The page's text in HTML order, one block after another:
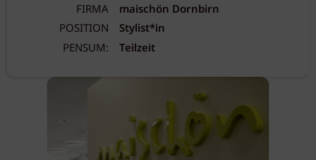
FIRMA
maischön Dornbirn
POSITION
Stylist*in
PENSUM:
Teilzeit